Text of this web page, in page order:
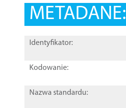
METADANE:
Identyfikator:
Kodowanie:
Nazwa standardu: